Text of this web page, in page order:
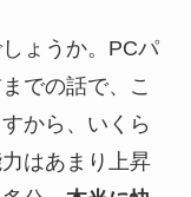
ょうか。PCパ
での話で、こ
から、いくら
はあまり上昇